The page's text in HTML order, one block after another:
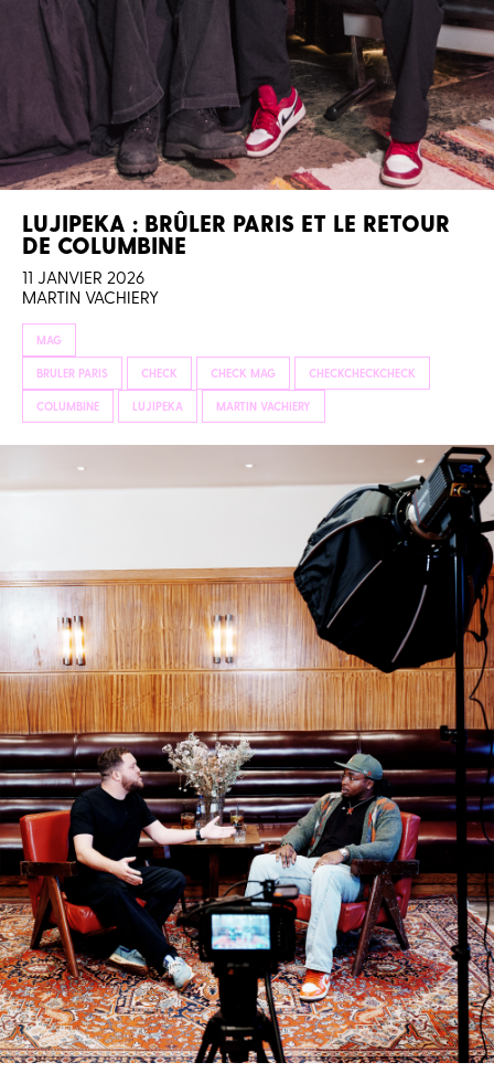
LUJIPEKA : BRÛLER PARIS ET LE RETOUR
DE COLUMBINE
11 JANVIER 2026
MARTIN VACHIERY
MAG
BRULER PARIS CHECK CHECK MAG CHECKCHECKCHECK
COLUMBINE LUJIPEKA MARTIN VACHIERY